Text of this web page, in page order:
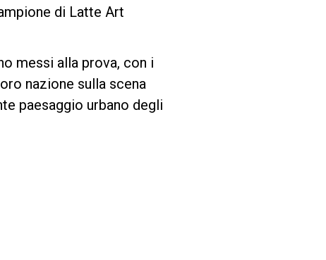
di Latte Art
messi alla prova, con i
nazione sulla scena
paesaggio urbano degli